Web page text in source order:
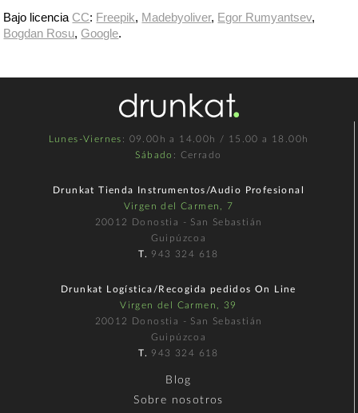
Bajo licencia CC: Freepik, Madebyoliver, Egor Rumyantsev,
Bogdan Rosu, Google.
Lunes-Viernes : 09.00h a 14.00h / 15.00 a 18.00h
Sábado : Cerrado
Drunkat Tienda Instrumentos/Audio Profesional
Virgen del Carmen, 7
20012 Donostia - San Sebastián
Guipúzcoa
T. 943 324 618
Drunkat Logística/Recogida pedidos On Line
Virgen del Carmen, 39
20012 Donostia - San Sebastián
Guipúzcoa
T. 943 324 618
Blog
Sobre nosotros